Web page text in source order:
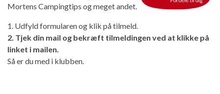
Mortens Campingtips og meget andet.
1. Udfyld formularen og klik på tilmeld.
2. Tjek din mail og bekræft tilmeldingen ved at klikke på
linket i mailen.
Så er du med i klubben.